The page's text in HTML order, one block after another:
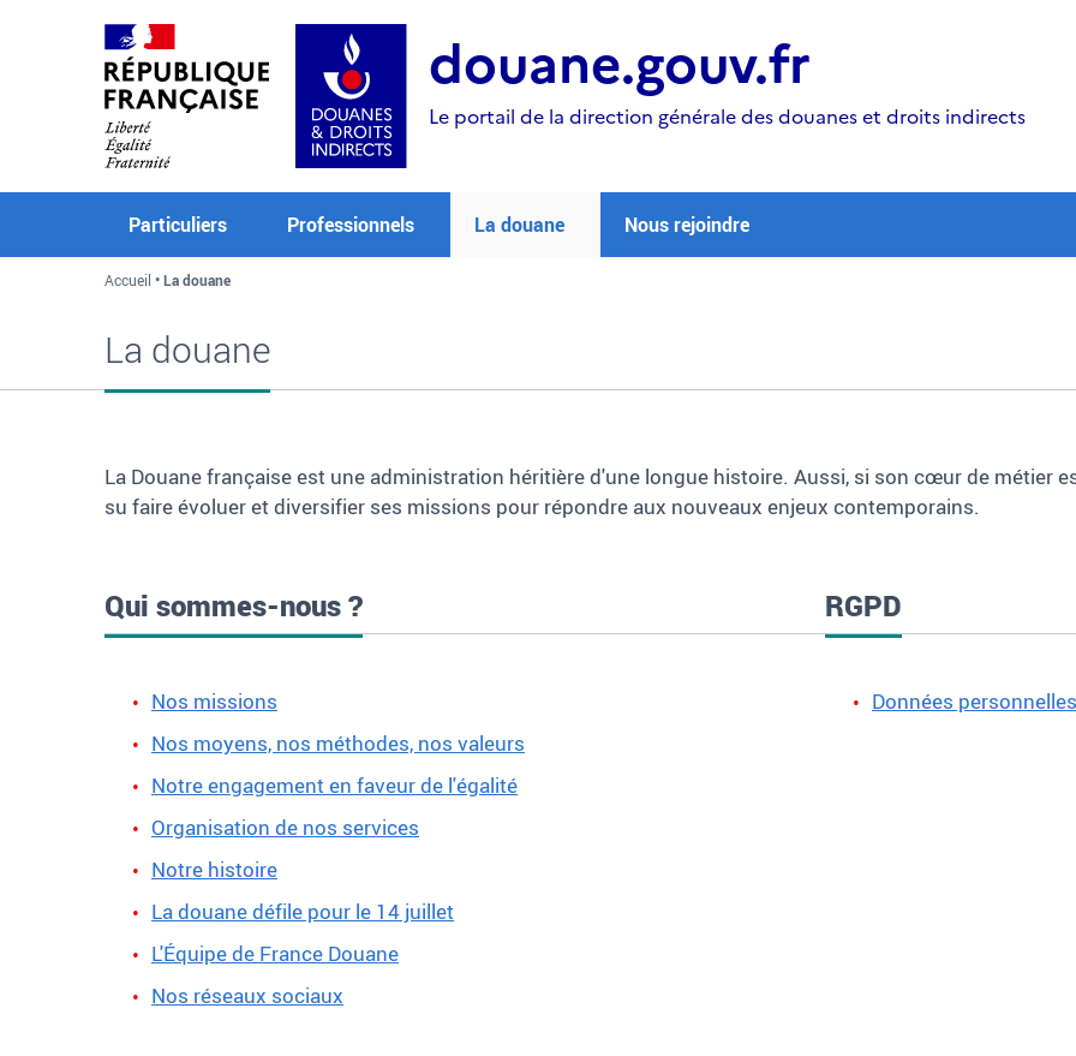
douane.gouv.fr
Le portail de la direction générale des douanes et droits indirects
Particuliers Professionnels La douane Nous rejoindre
Accueil La douane
La douane
La Douane française est une administration héritière d'une longue histoire. Aussi, si son cœur de métier
su faire évoluer et diversifier ses missions pour répondre aux nouveaux enjeux contemporains.
Qui sommes-nous ?
Nos missions
Nos moyens, nos méthodes, nos valeurs
Notre engagement en faveur de l'égalité
Organisation de nos services
Notre histoire
La douane défile pour le 14 juillet
L'Équipe de France Douane
Nos réseaux sociaux
RGPD
Données personnelles